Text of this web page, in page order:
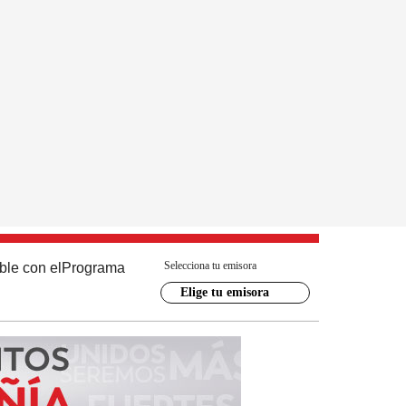
con el Programa Selecciona tu emisora
Elige tu emisora